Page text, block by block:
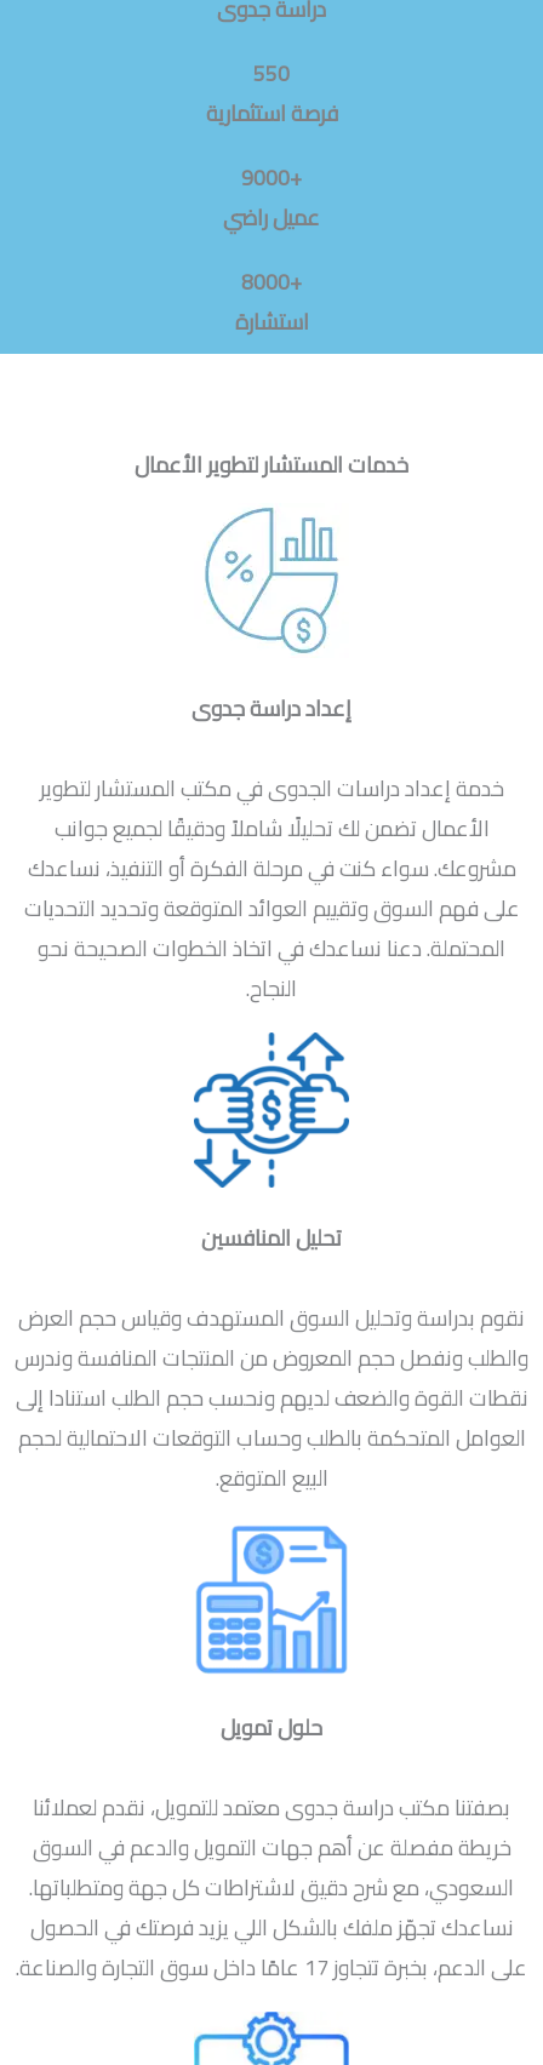
دراسة جدوى
550
فرصة استثمارية
+9000
عميل راضي
+8000
استشارة
خدمات المستشار لتطوير الأعمال
إعداد دراسة جدوى
خدمة إعداد دراسات الجدوى في مكتب المستشار لتطوير
الأعمال تضمن لك تحليلًا شاملاً ودقيقًا لجميع جوانب
مشروعك. سواء كنت في مرحلة الفكرة أو التنفيذ، نساعدك
على فهم السوق وتقييم العوائد المتوقعة وتحديد التحديات
المحتملة. دعنا نساعدك في اتخاذ الخطوات الصحيحة نحو
النجاح.
تحليل المنافسين
نقوم بدراسة وتحليل السوق المستهدف وقياس حجم العرض
والطلب ونفصل حجم المعروض من المنتجات المنافسة وندرس
نقطات القوة والضعف لديهم ونحسب حجم الطلب استنادا إلى
العوامل المتحكمة بالطلب وحساب التوقعات الاحتمالية لحجم
البيع المتوقع.
حلول تمويل
بصفتنا مكتب دراسة جدوى معتمد للتمويل، نقدم لعملائنا
خريطة مفصلة عن أهم جهات التمويل والدعم في السوق
السعودي، مع شرح دقيق لاشتراطات كل جهة ومتطلباتها.
نساعدك تجهّز ملفك بالشكل اللي يزيد فرصتك في الحصول
على الدعم، بخبرة تتجاوز 17 عامًا داخل سوق التجارة والصناعة.